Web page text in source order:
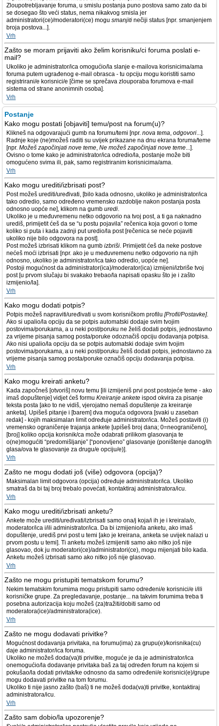
Zloupotrebljavanje foruma, u smislu postanja puno postova samo zato da bi
se dosegao što veći status, nema nikakvog smisla jer
administratori(ce)/moderatori(ce) mogu smanjiti nečiji status [npr. smanjenjem
broja postova...].
Vrh
Zašto se moram prijaviti ako želim korisniku/ci foruma poslati e-
mail?
Ukoliko je administrator/ica omogućio/la slanje e-mailova korisnicima/ama
foruma putem ugrađenog e-mail obrasca - tu opciju mogu koristiti samo
registrirani/e korisnici/e [čime se sprečava zlouporaba forumova e-mail
sistema od strane anonimnih osoba].
Vrh
Postanje
Kako mogu postati [objaviti] temu/post na forum(u)?
Klikneš na odgovarajući gumb na forumu/temi [npr. nova tema, odgovori...].
Radnje koje (ne)možeš raditi su uvijek prikazane na dnu ekrana foruma/teme
[npr. Možeš započinjati nove teme, Ne možeš započinjati nove teme...].
Ovisno o tome kako je administrator/ica odredio/la, postanje može biti
omogućeno svima ili, pak, samo registriranim korisnicima/ama.
Vrh
Kako mogu urediti/izbrisati post?
Post možeš urediti/uređivati, [bilo kada odnosno, ukoliko je administrator/ica
tako odredio, samo određeno vremensko razdoblje nakon postanja posta
odnosno uopće ne], klikom na gumb uredi.
Ukoliko je u međuvremenu netko odgovorio na tvoj post, a ti ga naknadno
urediš, primijetit ćeš da se “u postu pojavila” rečenica koja govori o tome
koliko si puta i kada zadnji put uredio/la post [rečenica se neće pojaviti
ukoliko nije bilo odgovora na post].
Post možeš izbrisati klikom na gumb izbriši. Primijetit ćeš da neke postove
nećeš moći izbrisati [npr. ako je u međuvremenu netko odgovorio na njih
odnosno, ukoliko je administrator/ica tako odredio, uopće ne].
Postoji mogućnost da administrator(ica)/moderator(ica) izmijeni/izbriše tvoj
post [u prvom slučaju bi svakako trebao/la napisati opasku što je i zašto
izmijenio/la].
Vrh
Kako mogu dodati potpis?
Potpis možeš napraviti/uređivati u svom korisničkom profilu [Profil/Postavke].
Ako si upalio/la opciju da se potpis automatski dodaje svim tvojim
postovima/porukama, a u neki post/poruku ne želiš dodati potpis, jednostavno
za vrijeme pisanja samog posta/poruke odoznačiš opciju dodavanja potpisa.
Ako nisi upalio/la opciju da se potpis automatski dodaje svim tvojim
postovima/porukama, a u neki post/poruku želiš dodati potpis, jednostavno za
vrijeme pisanja samog posta/poruke označiš opciju dodavanja potpisa.
Vrh
Kako mogu kreirati anketu?
Kada započneš [otvoriš] novu temu [ili izmijeniš prvi post postojeće teme - ako
imaš dopuštenje] vidjet ćeš formu Kreiranje ankete ispod okvira za pisanje
teksta posta [ako to ne vidiš, vjerojatno nemaš dopuštenje za kreiranje
anketa]. Upišeš pitanje i [barem] dva moguća odgovora [svaki u zaseban
redak] - kojih maksimalan limit određuje administrator/ica. Možeš postaviti (i)
vremensko ograničenje trajanja ankete [upišeš broj dana; 0=neograničeno],
[broj] koliko opcija korisnik/ca može odabrati prilikom glasovanja te
o(ne)mogućiti “predomišljanje” [“ponovljeno” glasovanje (poništenje danog/ih
glasa/ova te glasovanje za drugu/e opciju/e)].
Vrh
Zašto ne mogu dodati još (više) odgovora (opcija)?
Maksimalan limit odgovora (opcija) određuje administrator/ica. Ukoliko
smatraš da bi taj broj trebalo povećati, kontaktiraj administratora/icu.
Vrh
Kako mogu urediti/izbrisati anketu?
Ankete može urediti/uređivati/izbrisati samo ona/j koja/i ih je i kreirala/o,
moderator/ica i/ili administrator/ica. Da bi izmijenio/la anketu, ako imaš
dopuštenje, urediš prvi post u temi [ako je kreirana, anketa se uvijek nalazi u
prvom postu u temi]. Ti anketu možeš izmijeniti samo ako nitko još nije
glasovao, dok ju moderatori(ce)/administratori(ce), mogu mijenjati bilo kada.
Anketu možeš izbrisati samo ako nitko još nije glasovao.
Vrh
Zašto ne mogu pristupiti tematskom forumu?
Nekim tematskim forumima mogu pristupiti samo određeni/e korisnici/e i/ili
korisničke grupe. Za pregledavanje, postanje... na takvim forumima treba ti
posebna autorizacija koju možeš (za)tražiti/dobiti samo od
moderatora(ice)/administratora(ice).
Vrh
Zašto ne mogu dodavati privitke?
Mogućnost dodavanja privitaka, na forumu(ima) za grupu(e)/korisnika(cu)
daje administrator/ica foruma.
Ukoliko ne možeš doda(va)ti privitke, moguće je da je administrator/ica
onemogućio/la dodavanje privitaka baš za taj određen forum na kojem si
pokušao/la dodati privitak/ke odnosno da samo određeni/e korisnici(e)/grupe
mogu dodavati privitke na tom forumu.
Ukoliko ti nije jasno zašto (baš) ti ne možeš doda(va)ti privitke, kontaktiraj
administratora/icu.
Vrh
Zašto sam dobio/la upozorenje?